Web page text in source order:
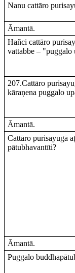
Nanu cattāro
Āmantā.
Hañci cattāro
vattabbe – "puggalo
207.Cattāro
kāraṇena puggalo
Āmantā.
Cattāro purisayugā
pātubhavantīti?
Āmantā.
Puggalo